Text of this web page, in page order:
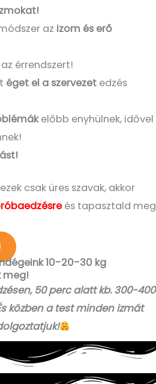
az izom és erő
az érrendszert!
éget el a szervezet edzés
előbb enyhülnek, idővel
csak üres szavak, akkor
és tapasztald meg
10-20-30 kg
meg!
50 perc alatt kb. 300-400
közben a test minden izmát